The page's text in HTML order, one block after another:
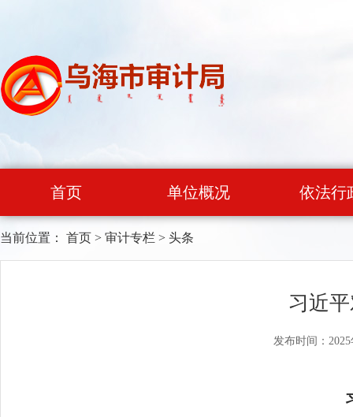
首页 单位概况 依法行
当前位置： 首页 > 审计专栏 > 头条
习近
发布时间：2025